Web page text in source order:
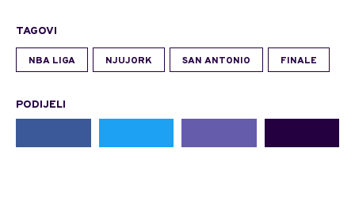
TAGOVI
NBA LIGA NJUJORK SAN ANTONIO FINALE
PODIJELI